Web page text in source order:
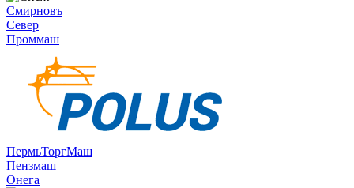
Смирновъ
Север
Проммаш
ПермьТоргМаш
Пензмаш
Онега